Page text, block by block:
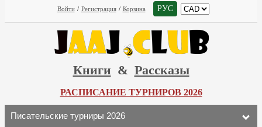
Войти / Регистрация / Корзина РУС
Книги & Рассказы
РАСПИСАНИЕ ТУРНИРОВ 2026
Писательские турниры 2026